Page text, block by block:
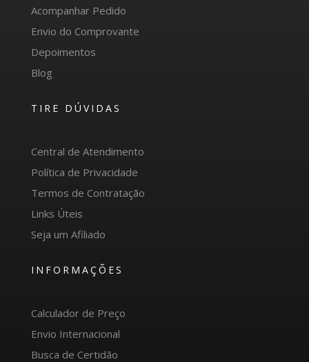
Acompanhar Pedido
Envio do Comprovante
Depoimentos
Blog
TIRE DÚVIDAS
Central de Atendimento
Política de Privacidade
Termos de Contratação
Links Úteis
Seja um Afiliado
INFORMAÇÕES
Calculador de Preço
Envio Internacional
Busca de Certidão